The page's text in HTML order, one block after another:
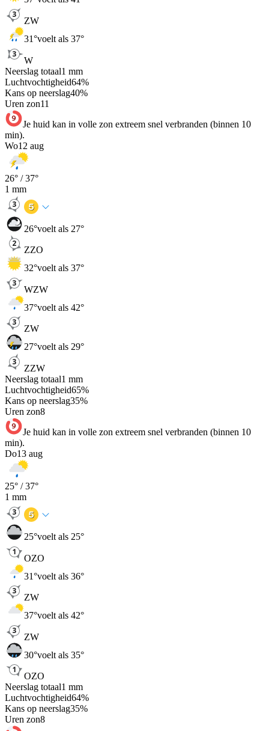
ZW
31°voelt als 37°
W
Neerslag totaal1 mm
Luchtvochtigheid64%
Kans op neerslag40%
Uren zon11
Je huid kan in volle zon extreem snel verbranden (binnen 10
min).
Wo12 aug
26° /37°
1 mm
26°voelt als 27°
ZZO
32°voelt als 37°
WZW
37°voelt als 42°
ZW
27°voelt als 29°
ZZW
Neerslag totaal1 mm
Luchtvochtigheid65%
Kans op neerslag35%
Uren zon8
Je huid kan in volle zon extreem snel verbranden (binnen 10
min).
Do13 aug
25° /37°
1 mm
25°voelt als 25°
OZO
31°voelt als 36°
ZW
37°voelt als 42°
ZW
30°voelt als 35°
OZO
Neerslag totaal1 mm
Luchtvochtigheid64%
Kans op neerslag35%
Uren zon8